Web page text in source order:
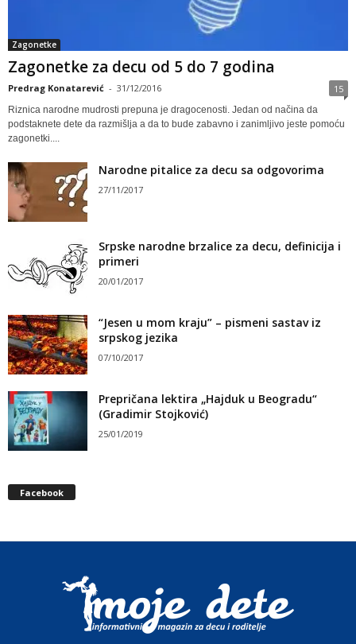
Zagonetke
Zagonetke za decu od 5 do 7 godina
Predrag Konatarević - 31/12/2016 15
Riznica narodne mudrosti prepuna je dragocenosti. Jedan od načina da
podstaknete dete da razmišlja a da to bude zabavno i zanimljivo jeste pomoću
zagonetki....
Narodne pitalice za decu sa odgovorima
27/11/2017
Srpske narodne brzalice za decu, definicija i
primeri
20/01/2017
“Jesen u mom kraju” – pismeni sastav iz
srpskog jezika
07/10/2017
Prepričana lektira „Hajduk u Beogradu“
(Gradimir Stojković)
25/01/2019
Facebook